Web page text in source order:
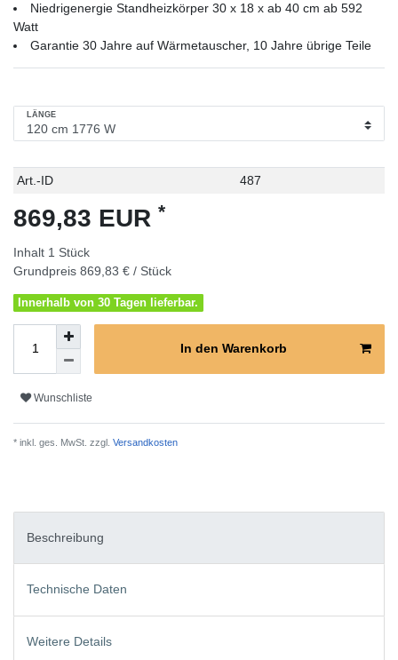
Niedrigenergie Standheizkörper 30 x 18 x ab 40 cm ab 592
Watt
Garantie 30 Jahre auf Wärmetauscher, 10 Jahre übrige Teile
LÄNGE
Technisches
Wert
Art.-ID 487
869,83 EUR *
Inhalt 1 Stück
Grundpreis 869,83 € / Stück
Innerhalb von 30 Tagen lieferbar.
In den Warenkorb
Wunschliste
* inkl. ges. MwSt. zzgl. Versandkosten
Beschreibung
Technische Daten
Weitere Details